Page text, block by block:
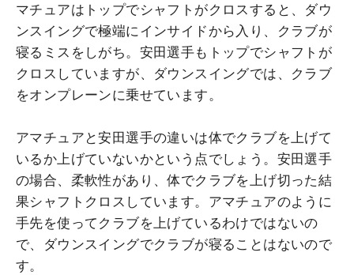
マチュアはトップでシャフトがクロスすると、ダウ
ンスイングで極端にインサイドから入り、クラブが
寝るミスをしがち。安田選手もトップでシャフトが
クロスしていますが、ダウンスイングでは、クラブ
をオンプレーンに乗せています。
アマチュアと安田選手の違いは体でクラブを上げて
いるか上げていないかという点でしょう。安田選手
の場合、柔軟性があり、体でクラブを上げ切った結
果シャフトクロスしています。アマチュアのように
手先を使ってクラブを上げているわけではないの
で、ダウンスイングでクラブが寝ることはないので
す。